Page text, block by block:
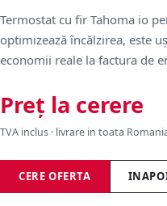
Termostat cu fir Tahoma io
optimizează încălzirea, este
economii reale la factura de
Preț la cerere
TVA inclus · livrare in toata
CERE OFERTA